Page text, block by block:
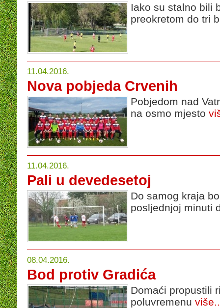
Iako su stalno bili
preokretom do tri
11.04.2016.
Nova pobjeda Crvenih
Pobjedom nad
na osmo mjesto
11.04.2016.
Pali u devedesetoj
Do samog kraja
posljednjoj minuti
08.04.2016.
Bod protiv Gradića
Domaći propustili
poluvremenu